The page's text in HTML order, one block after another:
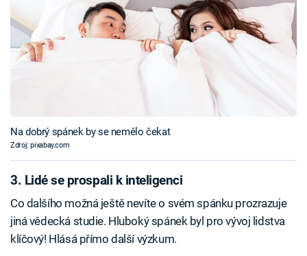
Na dobrý spánek by se nemělo čekat
Zdroj: pixabay.com
3. Lidé se prospali k inteligenci
Co dalšího možná ještě nevíte o svém spánku prozrazuje
jiná vědecká studie. Hluboký spánek byl pro vývoj lidstva
klíčový! Hlásá přímo další výzkum.